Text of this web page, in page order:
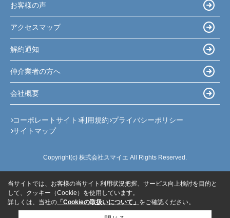
お客様の声
アクセスマップ
解約通知
仲介業者の方へ
会社概要
コーポレートサイト 利用規約 プライバシーポリシー
サイトマップ
Copyright(c) 株式会社スマイエ All Rights Reserved.
当サイトでは、お客様の当サイト利用状況把握、サービス向上検討を目的と
して、クッキー（Cookie）を使用しています。
詳しくは、当社の 「Cookieの取扱いについて」 をご確認ください。